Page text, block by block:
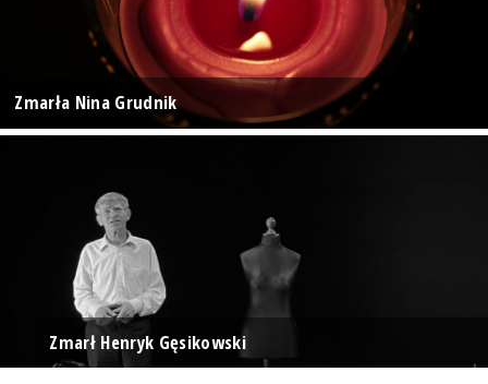
Zmarła Nina Grudnik
Zmarł Henryk Gęsikowski